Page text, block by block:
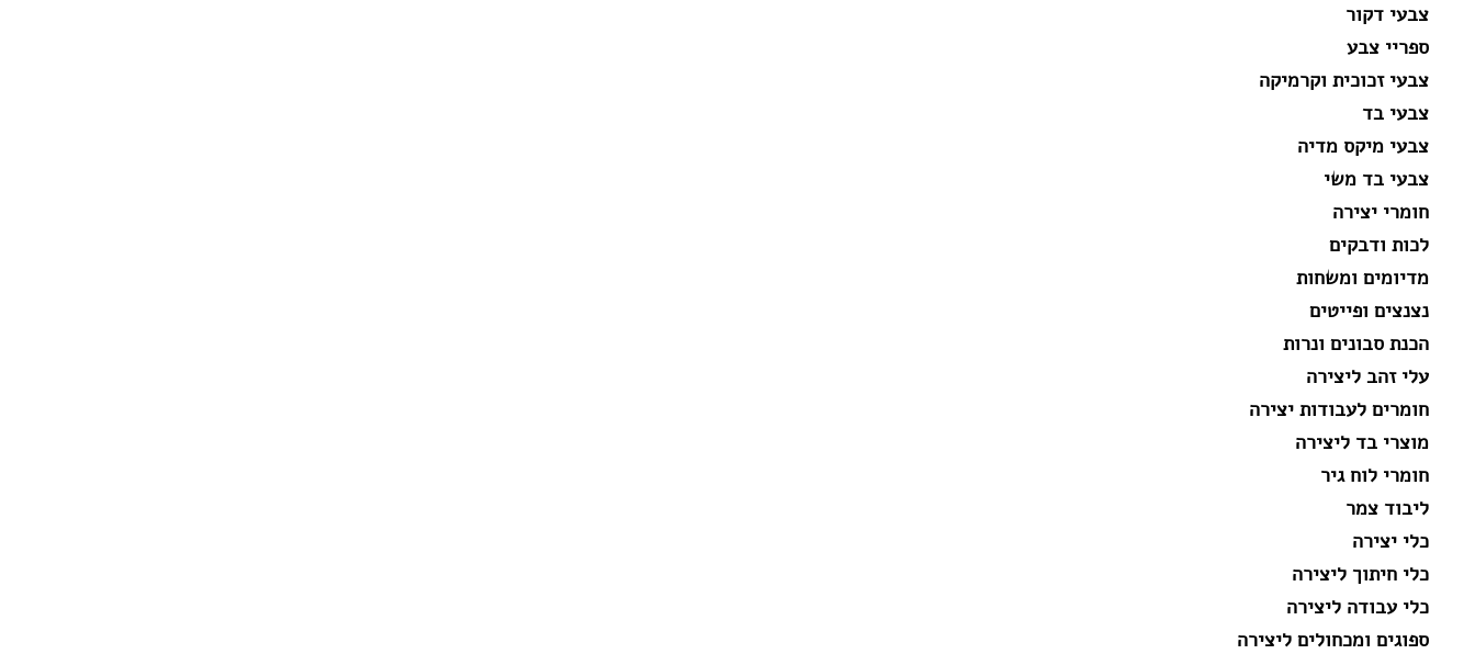
צבעי דקור
ספריי צבע
צבעי זכוכית וקרמיקה
צבעי בד
צבעי מיקס מדיה
צבעי בד משי
חומרי יצירה
לכות ודבקים
מדיומים ומשחות
נצנצים ופייטים
הכנת סבונים ונרות
עלי זהב ליצירה
חומרים לעבודות יצירה
מוצרי בד ליצירה
חומרי לוח גיר
ליבוד צמר
כלי יצירה
כלי חיתוך ליצירה
כלי עבודה ליצירה
ספוגים ומכחולים ליצירה